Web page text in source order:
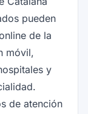
pueden
de la
móvil,
y
de atención